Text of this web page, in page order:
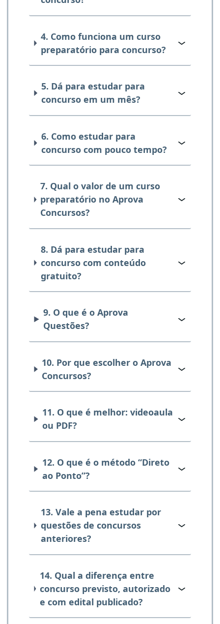
4. Como funciona um curso
preparatório para concurso?
5. Dá para estudar para
concurso em um mês?
6. Como estudar para
concurso com pouco tempo?
7. Qual o valor de um curso
preparatório no Aprova
Concursos?
8. Dá para estudar para
concurso com conteúdo
gratuito?
9. O que é o Aprova
Questões?
10. Por que escolher o Aprova
Concursos?
11. O que é melhor: videoaula
ou PDF?
12. O que é o método “Direto
ao Ponto”?
13. Vale a pena estudar por
questões de concursos
anteriores?
14. Qual a diferença entre
concurso previsto, autorizado
e com edital publicado?